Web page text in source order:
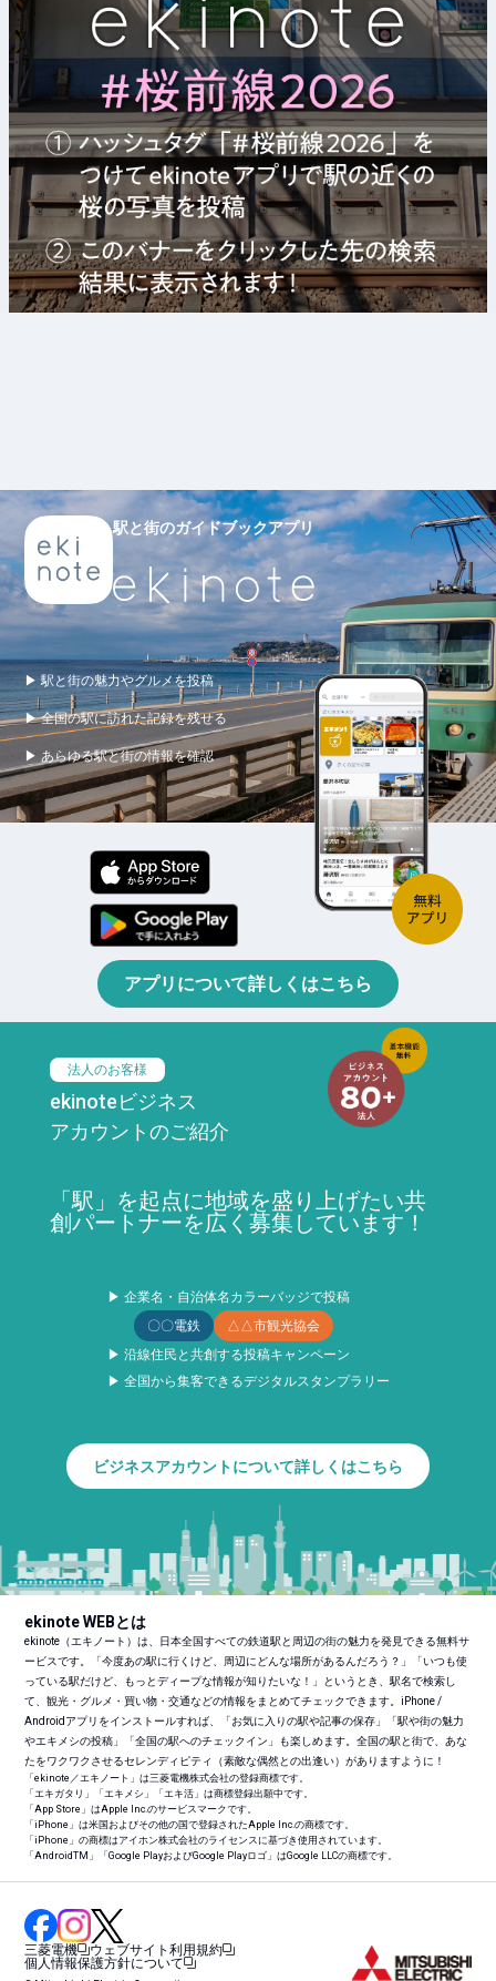
駅と街のガイドブックアプリ
▶ 駅と街の魅力やグルメを投稿
▶ 全国の駅に訪れた記録を残せる
▶ あらゆる駅と街の情報を確認
アプリについて詳しくはこちら
法人のお客様
ekinoteビジネス
アカウントのご紹介
「駅」を起点に地域を盛り上げたい共
創パートナーを広く募集しています！
▶ 企業名・自治体名カラーバッジで投稿
〇〇電鉄
△△市観光協会
▶ 沿線住民と共創する投稿キャンペーン
▶ 全国から集客できるデジタルスタンプラリー
ビジネスアカウントについて詳しくはこちら
ekinote WEBとは
ekinote（エキノート）は、日本全国すべての鉄道駅と周辺の街の魅力を発見できる無料サ
ービスです。「今度あの駅に行くけど、周辺にどんな場所があるんだろう？」「いつも使
っている駅だけど、もっとディープな情報が知りたいな！」というとき、駅名で検索し
て、観光・グルメ・買い物・交通などの情報をまとめてチェックできます。iPhone /
Androidアプリをインストールすれば、「お気に入りの駅や記事の保存」「駅や街の魅力
やエキメシの投稿」「全国の駅へのチェックイン」も楽しめます。全国の駅と街で、あな
たをワクワクさせるセレンディピティ（素敵な偶然との出逢い）がありますように！
「ekinote／エキノート」は三菱電機株式会社の登録商標です。
「エキガタリ」「エキメシ」「エキ活」は商標登録出願中です。
「App Store」はApple Inc.のサービスマークです。
「iPhone」は米国およびその他の国で登録されたApple Inc.の商標です。
「iPhone」の商標はアイホン株式会社のライセンスに基づき使用されています。
「AndroidTM 」「Google PlayおよびGoogle Playロゴ」はGoogle LLCの商標です。
三菱電機
ウェブサイト利用規約
個人情報保護方針について